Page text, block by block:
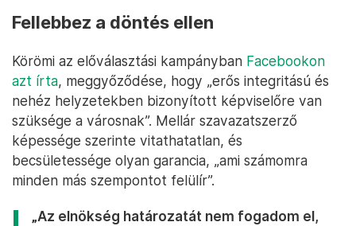
Fellebbez a döntés ellen
Körömi az előválasztási kampányban Facebookon
azt írta, meggyőződése, hogy „erős integritású és
nehéz helyzetekben bizonyított képviselőre van
szüksége a városnak”. Mellár szavazatszerző
képessége szerinte vitathatatlan, és
becsületessége olyan garancia, „ami számomra
minden más szempontot felülír”.
„Az elnökség határozatát nem fogadom el,